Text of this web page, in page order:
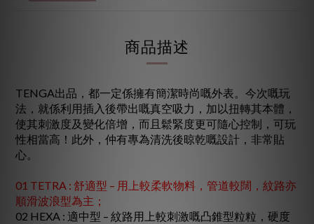
商品描述
TENGA出品，都一定係擁有簡潔時尚嘅外表。今次嘅玩
法，就係利用插入後帶出嘅真空吸力，加以扭轉其本體，
使其刺激度及變化倍增，而且鬆緊度更可隨心控制，可玩
性相當高！此外，仲有專為清洗後晾乾嘅設計，非常貼
心。
01 TETRA : 舒適型 – 用上較柔軟物料，管道較闊，紋路亦
順滑波浪型為主；
02 HEXA : 適中型 – 紋路用上較刺激嘅凸錐型粒粒，硬度